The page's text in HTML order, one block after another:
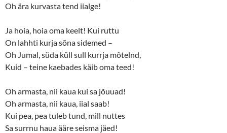
Oh ära kurvasta tend iialge!
Ja hoia, hoia oma keelt! Kui ruttu
On lahhti kurja sõna sidemed –
Oh Jumal, süda küll sull kurrja mõtelnd,
Kuid – teine kaebades käib oma teed!
Oh armasta, nii kaua kui sa jõuuad!
Oh armasta, nii kaua, iial saab!
Kui pea, pea tuleb tund, mill nuttes
Sa surrnu haua ääre seisma jäed!